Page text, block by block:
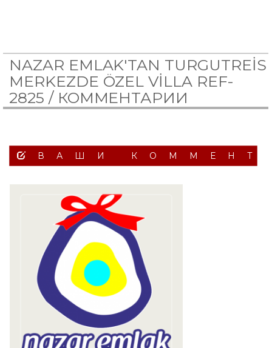
NAZAR EMLAK'TAN TURGUTREİS
MERKEZDE ÖZEL VİLLA REF-
2825 / КОММЕНТАРИИ
ВАШИ